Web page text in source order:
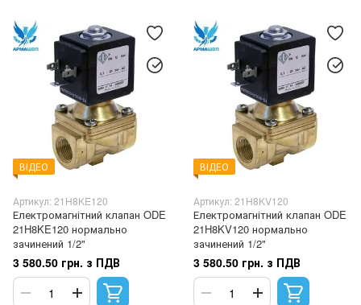
ВІДЕО
Артикул: 21H8KE120
Електромагнітний клапан ODE
21H8KE120 нормально
зачинений 1/2"
3 580.50 грн. з ПДВ
ВІДЕО
Артикул: 21H8KV120
Електромагнітний клапан ODE
21H8KV120 нормально
зачинений 1/2"
3 580.50 грн. з ПДВ